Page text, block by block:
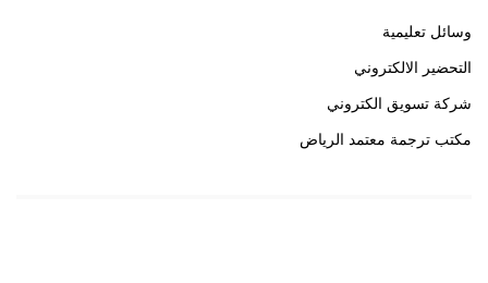
وسائل تعليمية
التحضير الالكتروني
شركة تسويق الكتروني
مكتب ترجمة معتمد الرياض